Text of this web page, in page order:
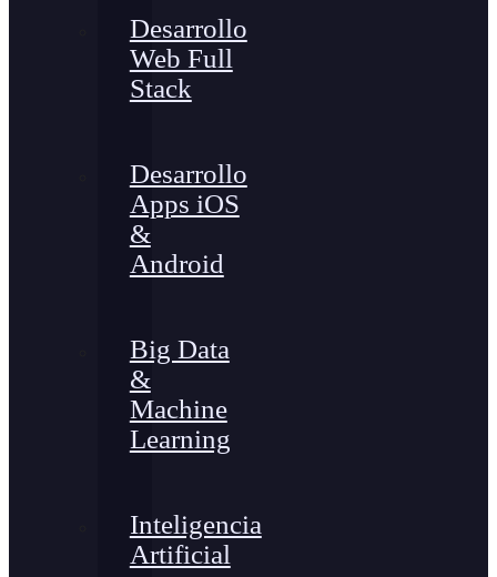
Desarrollo
Web Full
Stack
Desarrollo
Apps iOS
&
Android
Big Data
&
Machine
Learning
Inteligencia
Artificial